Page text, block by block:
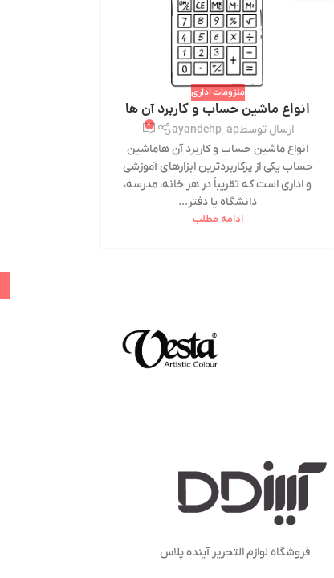
ملزومات اداری
انواع ماشین حساب و کاربرد آن ها
ارسال توسطayandehp_ap ۰
انواع ماشین حساب و کاربرد آن هاماشین
حساب یکی از پرکاربردترین ابزارهای آموزشی
و اداری است که تقریباً در هر خانه، مدرسه،
دانشگاه یا دفتر...
ادامه مطلب
فروشگاه لوازم التحریر آینده پلاس